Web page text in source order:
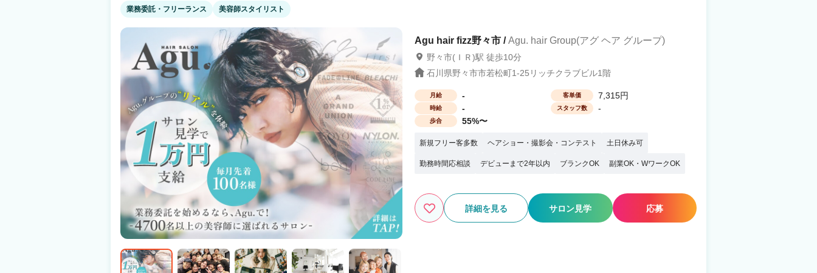
みも増えて報酬は2倍に！（川崎店在籍24歳男性） ・集客が好調！グループ全体でも
売上上位になりました！（海老名店在籍28歳男性） 『東京郊外でも夢が叶えられ
る!?』 ・収入も安定して家を購入！（八王子店在籍36歳男性） ・夫の転勤でも別の店
舗で好きな美容師を続けられています（町田店在籍35歳女性） ・郊外店舗でもキャリ
アアップしてマネージャーに！（蒲田店在籍29歳男性） 都心サロンはもちろん、郊外
サロンでも満足できる入客ができちゃいます！ ご不安な点などは何でもご相談くださ
業務委託・フリーランス 美容師スタイリスト
Agu hair fizz野々市 /Agu. hair Group(アグ ヘア グループ)
野々市(ＩＲ)駅 徒歩10分
石川県野々市市若松町1-25リッチクラブビル1階
月給 - 客単価 7,315円
時給 - スタッフ数 -
歩合 55%〜
新規フリー客多数 ヘアショー・撮影会・コンテスト 土日休み可
勤務時間応相談 デビューまで2年以内 ブランクOK 副業OK・WワークOK
詳細を見る サロン見学 応募